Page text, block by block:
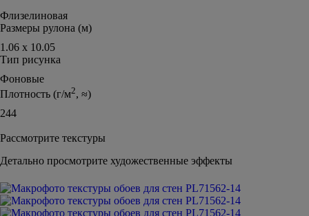
Флизелиновая
Размеры рулона (м)
1.06 х 10.05
Тип рисунка
Фоновые
Плотность (г/м2, ≈)
244
Рассмотрите текстуры
Детально просмотрите художественные эффекты